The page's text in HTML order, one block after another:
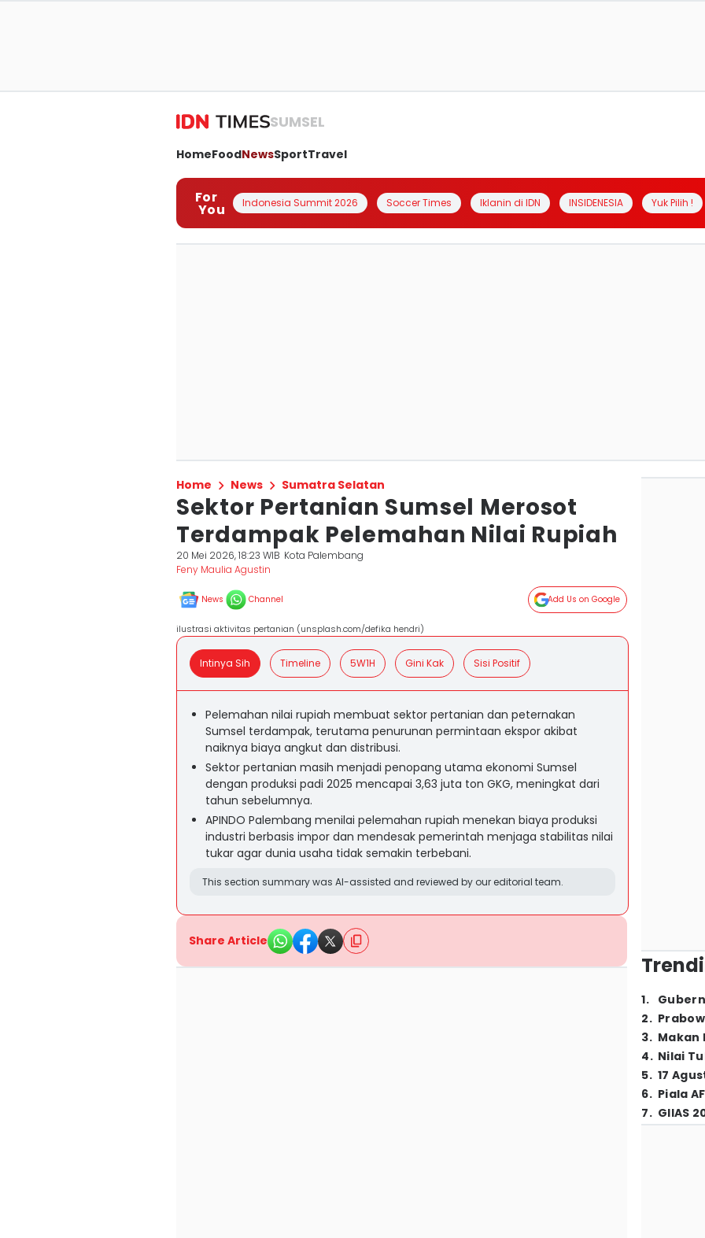
SUMSEL
HomeFoodNewsSportTravel
For
You Indonesia Summit 2026 Soccer Times Iklanin di IDN INSIDENESIA Yuk Pilih !
Home News Sumatra Selatan
Sektor Pertanian Sumsel Merosot
Terdampak Pelemahan Nilai Rupiah
20 Mei 2026, 18:23 WIB Kota Palembang
Feny Maulia Agustin
News Channel Add Us on Google
ilustrasi aktivitas pertanian (unsplash.com/defika hendri)
Intinya Sih Timeline 5W1H Gini Kak Sisi Positif
Pelemahan nilai rupiah membuat sektor pertanian dan peternakan
Sumsel terdampak, terutama penurunan permintaan ekspor akibat
naiknya biaya angkut dan distribusi.
Sektor pertanian masih menjadi penopang utama ekonomi Sumsel
dengan produksi padi 2025 mencapai 3,63 juta ton GKG, meningkat dari
tahun sebelumnya.
APINDO Palembang menilai pelemahan rupiah menekan biaya produksi
industri berbasis impor dan mendesak pemerintah menjaga stabilitas nilai
tukar agar dunia usaha tidak semakin terbebani.
This section summary was AI-assisted and reviewed by our editorial team.
Share Article
1.
2.
3. Makan
4. Nilai
5. 17
6. Piala
7. GIIAS